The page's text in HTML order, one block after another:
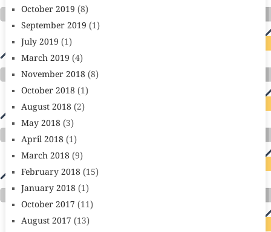
October 2019 (8)
September 2019 (1)
July 2019 (1)
March 2019 (4)
November 2018(8)
October 2018(1)
August 2018(2)
May 2018(3)
April 2018(1)
March 2018(9)
February 2018(15)
January 2018(1)
October 2017 (11)
August 2017 (13)